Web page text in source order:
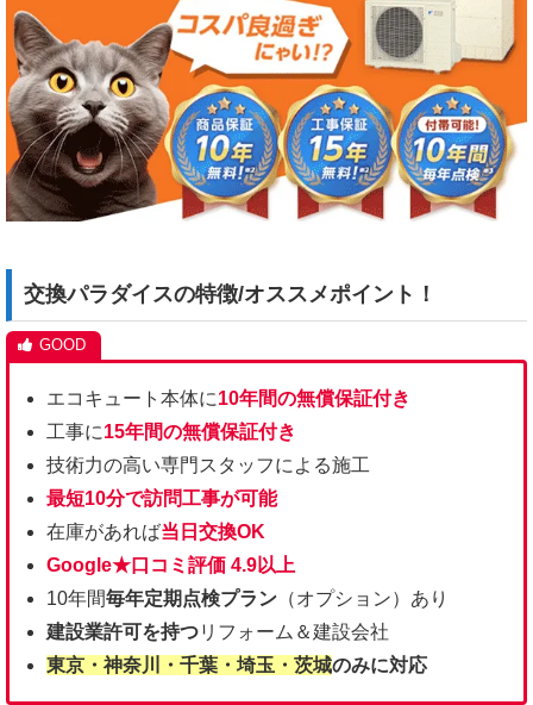
交換パラダイスの特徴/オススメポイント！
エコキュート本体に10年間の無償保証付き
工事に15年間の無償保証付き
技術力の高い専門スタッフによる施工
最短10分で訪問工事が可能
在庫があれば当日交換OK
Google★口コミ評価 4.9以上
10年間毎年定期点検プラン （オプション）あり
建設業許可を持つリフォーム＆建設会社
東京・神奈川・千葉・埼玉・茨城のみに対応